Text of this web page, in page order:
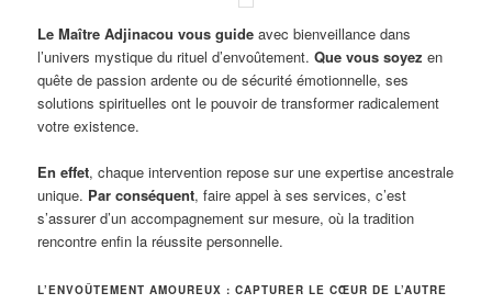
Le Maître Adjinacou vous guide avec bienveillance dans
l’univers mystique du rituel d’envoûtement.Que vous soyez en
quête de passion ardente ou de sécurité émotionnelle, ses
solutions spirituelles ont le pouvoir de transformer radicalement
votre existence.
En effet, chaque intervention repose sur une expertise ancestrale
unique. Par conséquent, faire appel à ses services, c’est
s’assurer d’un accompagnement sur mesure, où la tradition
rencontre enfin la réussite personnelle.
L’ENVOÛTEMENT AMOUREUX : CAPTURER LE CŒUR DE L’AUTRE